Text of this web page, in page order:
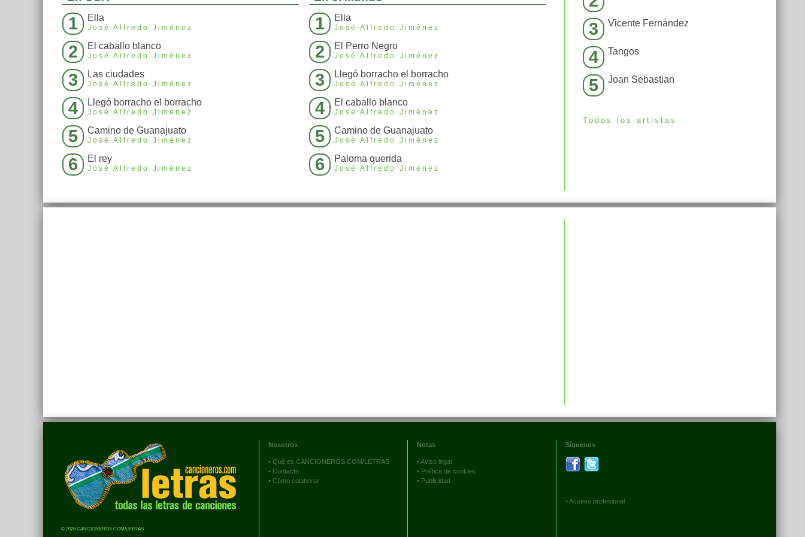
1 Ella
José Alfredo Jiménez
2 El caballo blanco
José Alfredo Jiménez
3 Las ciudades
José Alfredo Jiménez
4 Llegó borracho el borracho
José Alfredo Jiménez
5 Camino de Guanajuato
José Alfredo Jiménez
6 El rey
José Alfredo Jiménez
1 Ella
José Alfredo Jiménez
2 El Perro Negro
José Alfredo Jiménez
3 Llegó borracho el borracho
José Alfredo Jiménez
4 El caballo blanco
José Alfredo Jiménez
5 Camino de Guanajuato
José Alfredo Jiménez
6 Paloma querida
José Alfredo Jiménez
3 Vicente Fernández
4 Tangos
5 Joan Sebastian
Todos los artistas
© 2026 CANCIONEROS.COM/LETRAS
Nosotros
• Qué es CANCIONEROS.COM/LETRAS
• Contacto
• Cómo colaborar
Notas
•Aviso legal
• Política de cookies
• Publicidad
Síguenos
•Acceso profesional